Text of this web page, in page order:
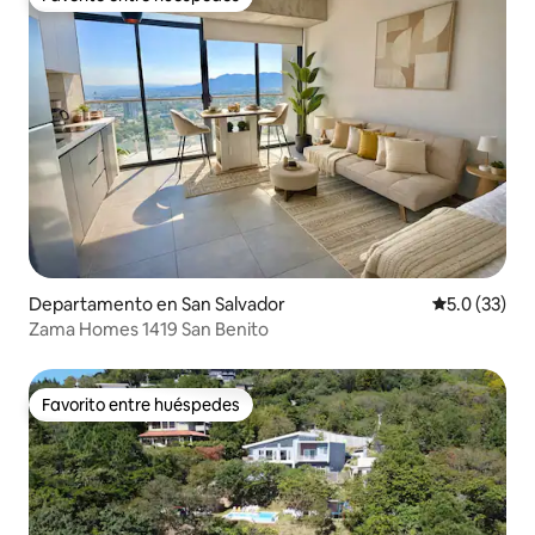
Favorito entre huéspedes
Departamento en San Salvador Calificación
5.0 (33)
Zama Homes 1419 San Benito
Favorito entre huéspedes
Favorito entre huéspedes